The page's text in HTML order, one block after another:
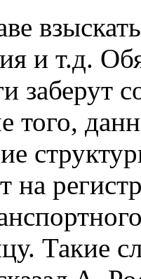
и т.д.
заберут
того,
на
Такие